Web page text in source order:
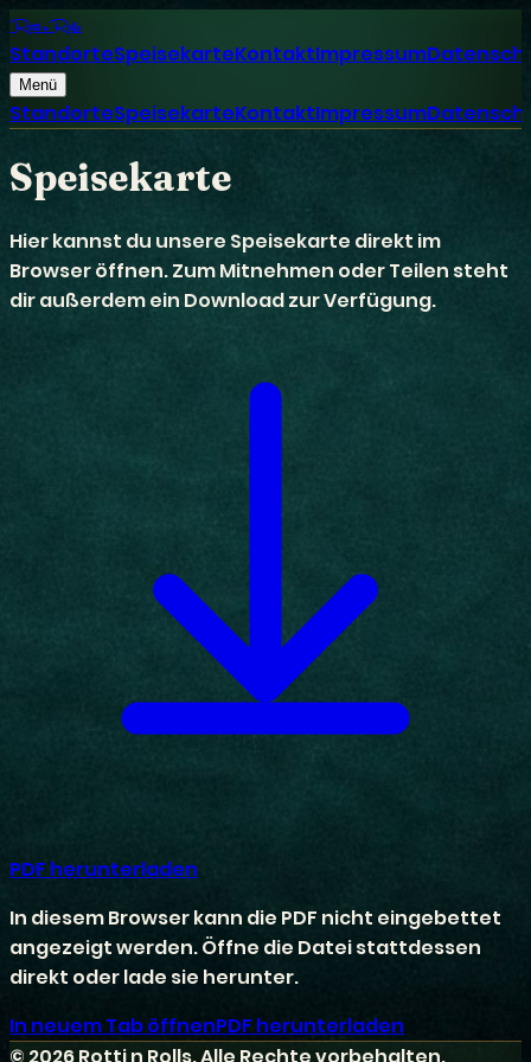
Rotti nRolls
StandorteSpeisekarteKontaktImpressum
Menü
StandorteSpeisekarteKontaktImpressum
Speisekarte
Hier kannst du unsere Speisekarte direkt im
Browser öffnen. Zum Mitnehmen oder Teilen steht
dir außerdem ein Download zur Verfügung.
PDF herunterladen
In diesem Browser kann die PDF nicht eingebettet
angezeigt werden. Öffne die Datei stattdessen
direkt oder lade sie herunter.
In neuem Tab öffnenPDF herunterladen
© 2026Rotti n Rolls. Alle Rechte vorbehalten.